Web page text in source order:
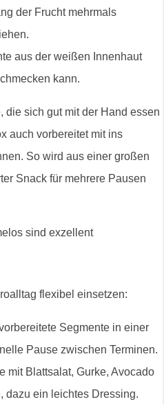
der Frucht mehrmals
aus der weißen Innenhaut
kann.
die sich gut mit der Hand essen
auch vorbereitet mit ins
So wird aus einer großen
Snack für mehrere Pausen
flexibel einsetzen:
Segmente in einer
Pause zwischen Terminen.
mit Blattsalat, Gurke, Avocado
dazu ein leichtes Dressing.